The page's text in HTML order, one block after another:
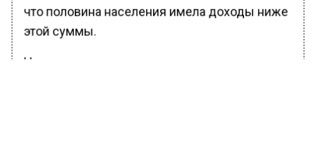
что половина населения имела доходы ниже
этой суммы.
Неравномерное распределение доходов в